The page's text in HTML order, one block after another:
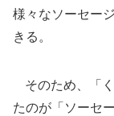
様々なソーセー
きる。
そのため、「
たのが「ソーセ